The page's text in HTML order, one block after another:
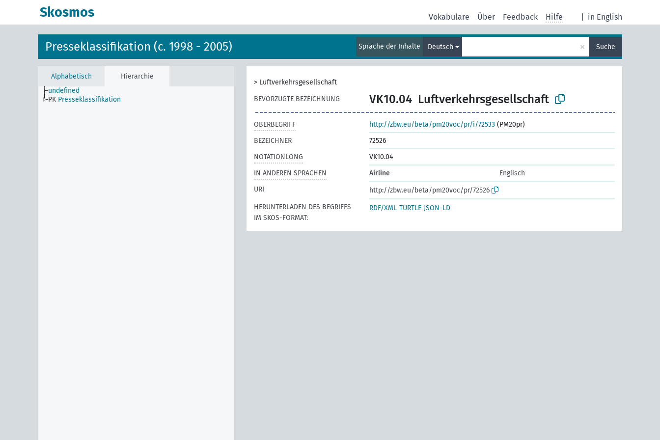
Skosmos in English
Vokabulare Über Feedback Hilfe
Presseklassifikation (c. 1998 - 2005) Sprache der Inhalte Deutsch × Suche
Alphabetisch
Hierarchie
undefined
PK Presseklassifikation
> Luftverkehrsgesellschaft
BEVORZUGTE BEZEICHNUNG
VK10.04 Luftverkehrsgesellschaft
OBERBEGRIFF http://zbw.eu/beta/pm20voc/pr/i/72533 (PM20pr)
BEZEICHNER
72526
NOTATIONLONG
VK10.04
IN ANDEREN SPRACHEN
Airline
Englisch
URI
http://zbw.eu/beta/pm20voc/pr/72526
HERUNTERLADEN DES BEGRIFFS
IM SKOS-FORMAT:
RDF/XML TURTLE JSON-LD